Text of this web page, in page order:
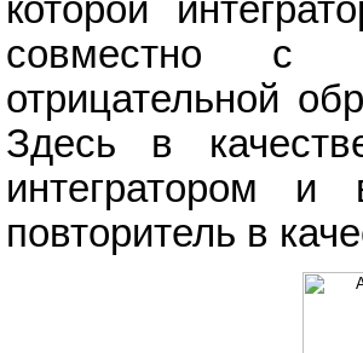
которой
совместно с
отрицательной
Здесь в
интегратором
повторитель в